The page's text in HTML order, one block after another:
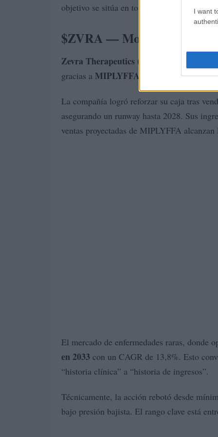
I want
objetivo se sitúa en torno a 3.80 USD,
$ZVRA — Momentum en
Zevra Therapeutics ($ZVRA)
gracias a MIPLYFFA , aprobado para
La compañía logró reforzar su caja tras
asegurando un runway hasta 2028. Sus
ventas proyectadas de MIPLYFFA
El mercado de enfermedades raras, donde
en 2033 con un CAGR de 13,8%. Esto
“historia clínica” a “historia de ingresos”.
Técnicamente, la acción rebotó desde
bajo presión bajista. El rango clave está